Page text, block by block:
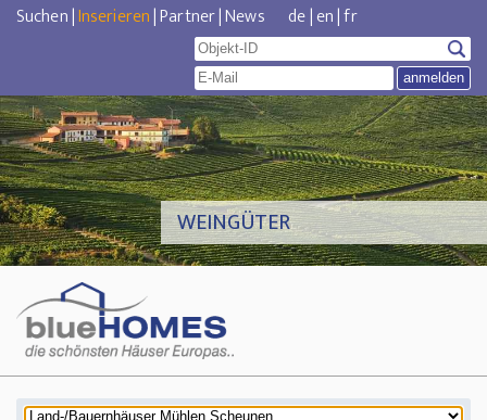
Suchen|Inserieren|Partner|News de|en|fr
WEINGÜTER